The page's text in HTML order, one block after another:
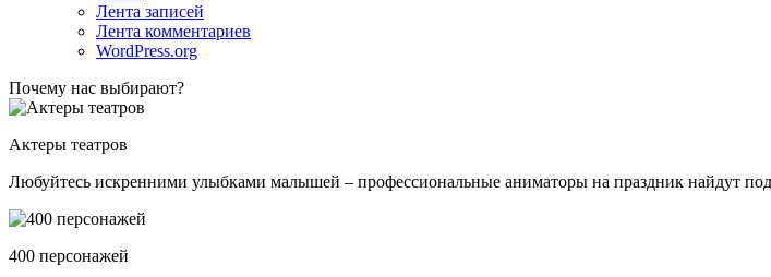
Лента записей
Лента комментариев
WordPress.org
Почему нас выбирают?
Актеры театров
Любуйтесь искренними улыбками малышей – профессиональные аниматоры на праздник найдут
400 персонажей